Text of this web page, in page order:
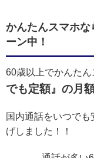
かんたんスマホ
ーン中！
60歳以上でかんたん
でも定額』の月
国内通話をいつで
げしました！！